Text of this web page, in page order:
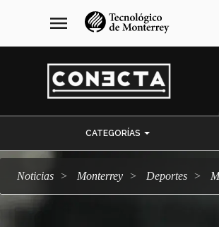
navegación
principal
menu
CATEGORÍAS
Noticias Monterrey deportes